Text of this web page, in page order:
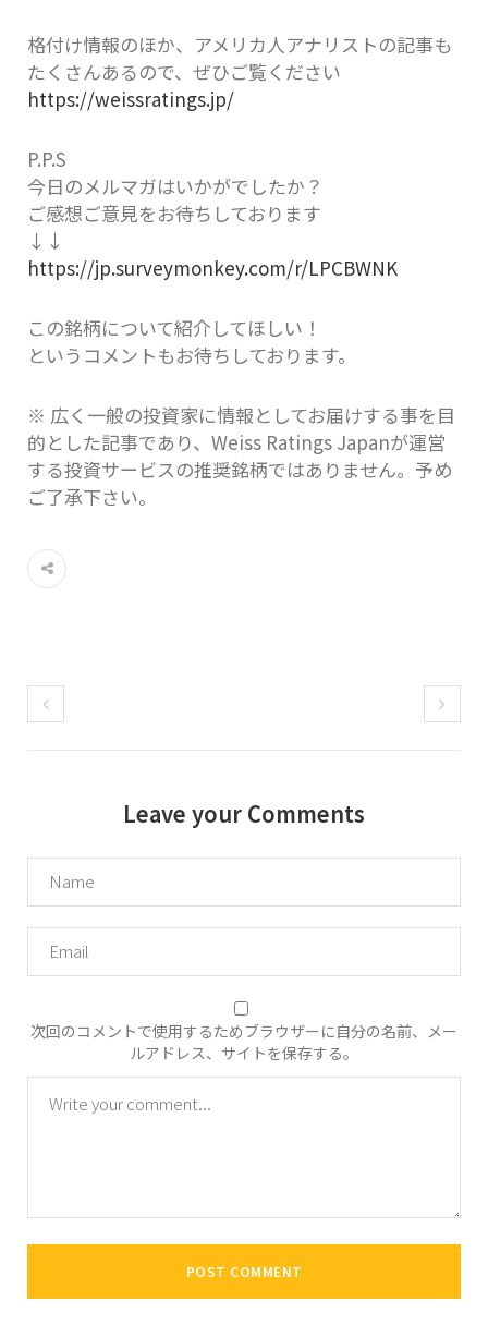
格付け情報のほか、アメリカ人アナリストの記事も
たくさんあるので、ぜひご覧ください
https://weissratings.jp/
P.P.S
今日のメルマガはいかがでしたか？
ご感想ご意見をお待ちしております
↓↓
https://jp.surveymonkey.com/r/LPCBWNK
この銘柄について紹介してほしい！
というコメントもお待ちしております。
※ 広く一般の投資家に情報としてお届けする事を目
的とした記事であり、Weiss Ratings Japanが運営
する投資サービスの推奨銘柄ではありません。予め
ご了承下さい。
Leave your Comments
次回のコメントで使用するためブラウザーに自分の名前、メー
ルアドレス、サイトを保存する。